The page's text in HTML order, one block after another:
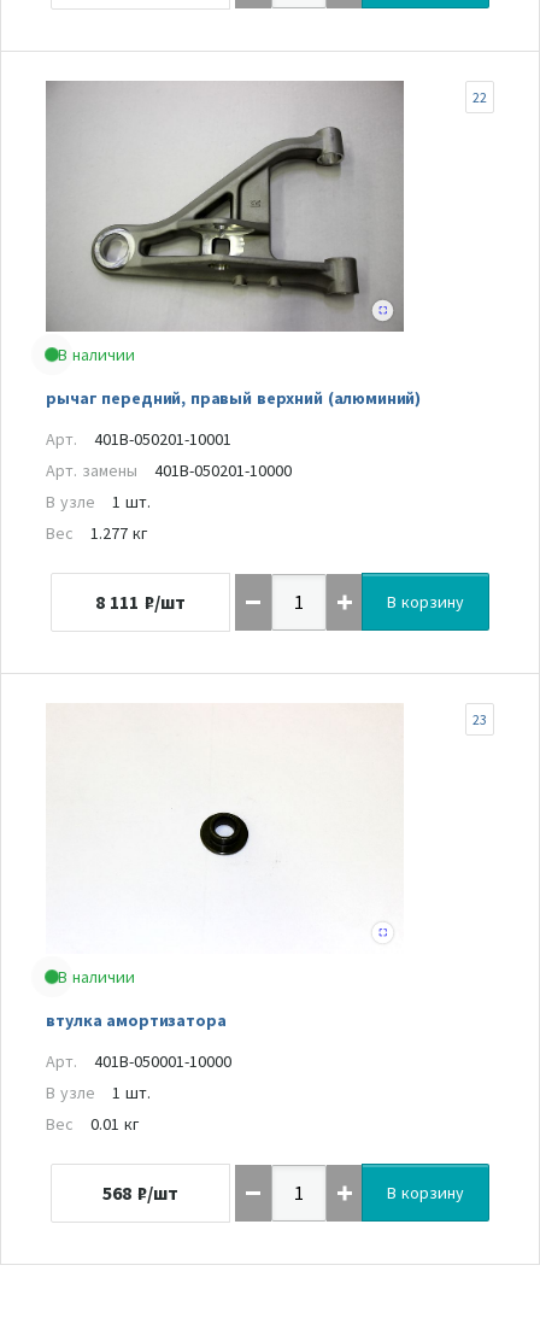
В наличии
рычаг передний, правый верхний (алюминий)
22
Арт.
401B-050201-10001
Арт. замены
401B-050201-10000
В узле
1 шт.
Вес
1.277 кг
8 111 ₽/шт В корзину
В наличии
втулка амортизатора
23
Арт.
401B-050001-10000
В узле
1 шт.
Вес
0.01 кг
568 ₽/шт В корзину